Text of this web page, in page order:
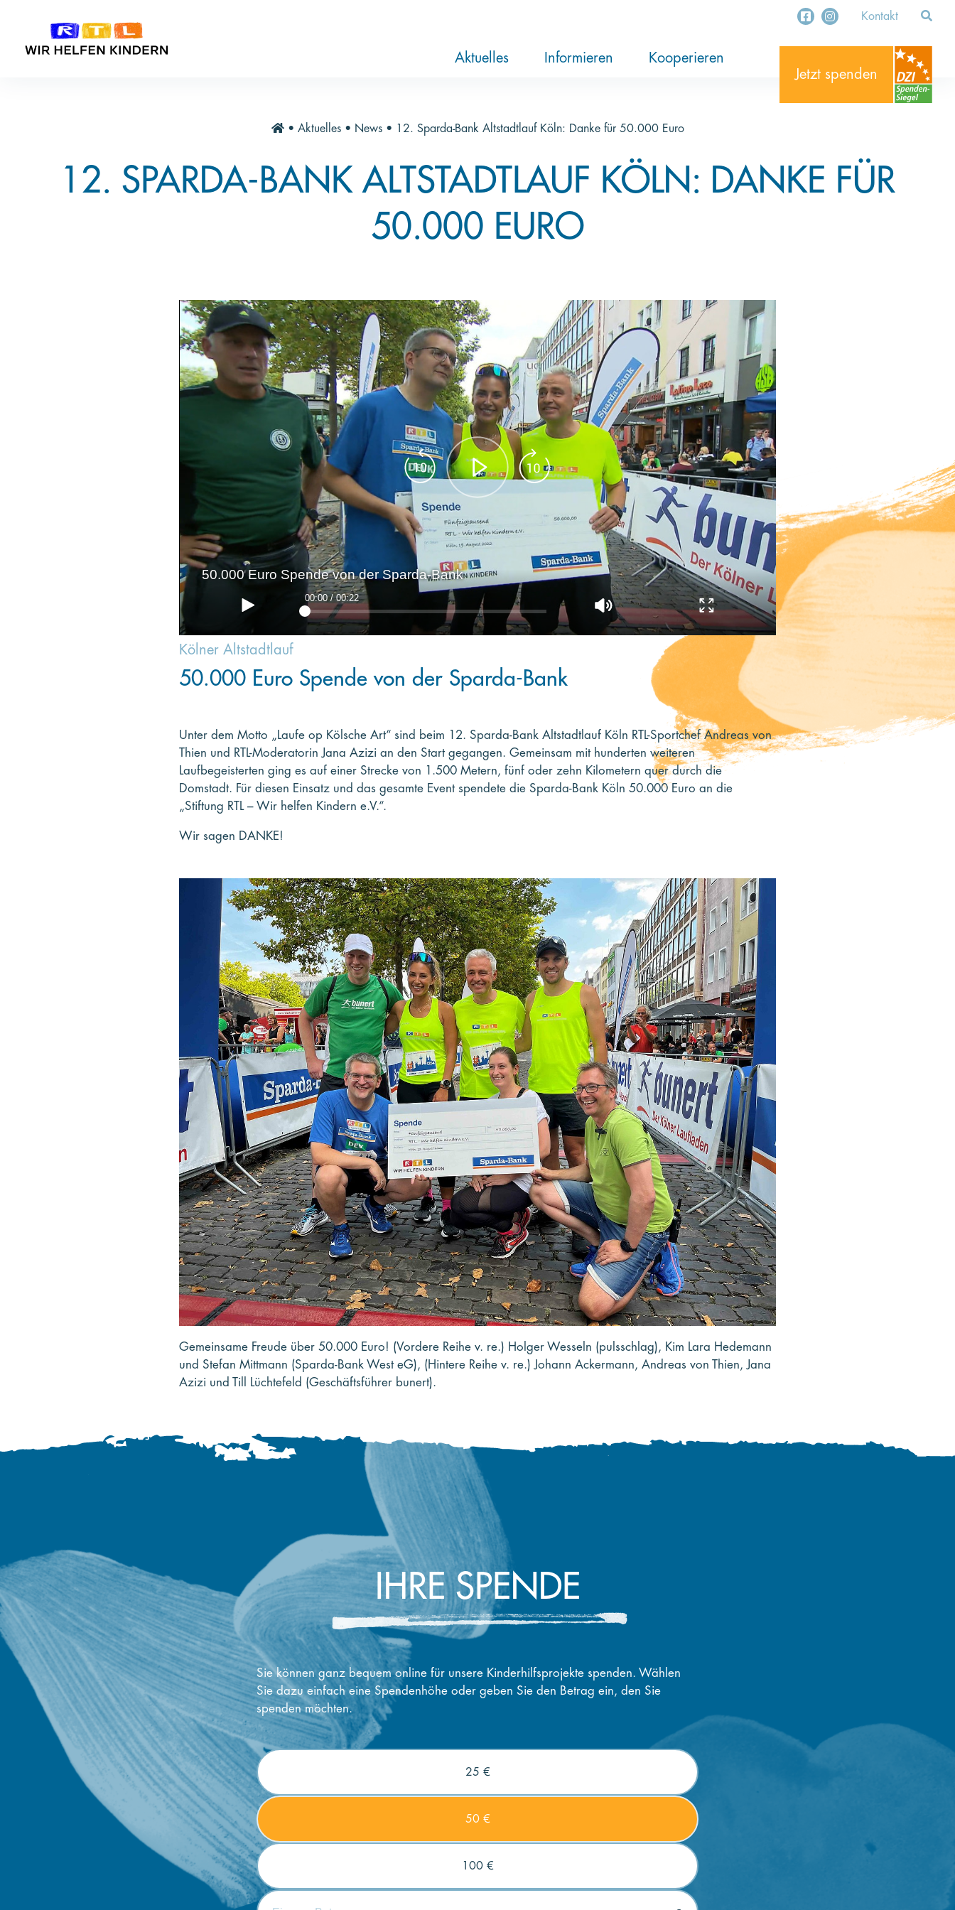
Aktuelles
Informieren
Kooperieren
Kontakt
Jetzt spenden
• Aktuelles• News• 12. Sparda-Bank Altstadtlauf Köln: Danke für 50.000 Euro
12. SPARDA-BANK ALTSTADTLAUF KÖLN: DANKE FÜR
50.000 EURO
50.000 Euro Spende von der Sparda-Bank
00:00 / 00:22
Kölner Altstadtlauf
50.000 Euro Spende von der Sparda-Bank
Unter dem Motto „Laufe op Kölsche Art“ sind beim 12. Sparda-Bank Altstadtlauf Köln RTL-Sportchef Andreas von
Thien und RTL-Moderatorin Jana Azizi an den Start gegangen. Gemeinsam mit hunderten weiteren
Laufbegeisterten ging es auf einer Strecke von 1.500 Metern, fünf oder zehn Kilometern quer durch die
Domstadt. Für diesen Einsatz und das gesamte Event spendete die Sparda-Bank Köln 50.000 Euro an die
„Stiftung RTL – Wir helfen Kindern e.V.“.
Wir sagen DANKE!
Gemeinsame Freude über 50.000 Euro! (Vordere Reihe v. re.) Holger Wesseln (pulsschlag), Kim Lara Hedemann
und Stefan Mittmann (Sparda-Bank West eG), (Hintere Reihe v. re.) Johann Ackermann, Andreas von Thien, Jana
Azizi und Till Lüchtefeld (Geschäftsführer bunert).
IHRE SPENDE
Sie können ganz bequem online für unsere Kinderhilfsprojekte spenden. Wählen
Sie dazu einfach eine Spendenhöhe oder geben Sie den Betrag ein, den Sie
spenden möchten.
25 €
50 €
100 €